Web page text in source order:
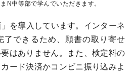
N中等部で学んでいただきます。
を導入しています。インターネ
了できるため、願書の取り寄せ
はありません。また、検定料の
ード決済かコンビニ振り込みよ